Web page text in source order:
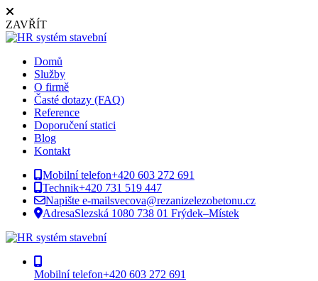
ZAVŘÍT
Domů
Služby
O firmě
Časté dotazy (FAQ)
Reference
Doporučení statici
Blog
Kontakt
Mobilní telefon+420 603 272 691
Technik+420 731 519 447
Napište e-mailsvecova@rezanizelezobetonu.cz
AdresaSlezská 1080 738 01 Frýdek–Místek
Mobilní telefon+420 603 272 691